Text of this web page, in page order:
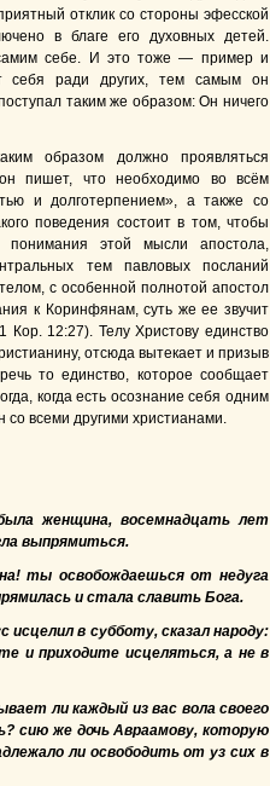
отклик со стороны эфесской
в благе его духовных детей.
себе. И это тоже — пример и
себя ради других, тем самым он
таким же образом: Он ничего
образом должно проявляться
пишет, что необходимо во всём
и долготерпением», а также со
поведения состоит в том, чтобы
этой мысли апостола,
тем павловых посланий
с особенной полнотой апостол
к Коринфянам, суть же ее звучит
12:27). Телу Христову единство
отсюда вытекает и призыв
то единство, которое сообщает
когда есть осознание себя одним
со всеми другими христианами.
женщина, восемнадцать лет
выпрямиться.
ты освобождаешься от недуга
и стала славить Бога.
исцелил в субботу, сказал народу:
и приходите исцеляться, а не в
ли каждый из вас вола своего
сию же дочь Авраамову, которую
ли освободить от уз сих в